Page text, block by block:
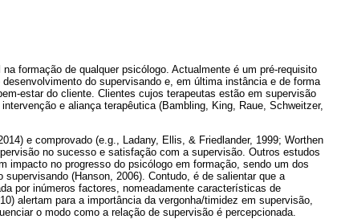
formação de qualquer psicólogo. Actualmente é um pré-requisito
do supervisando e, em última instância e de forma
estar do cliente. Clientes cujos terapeutas estão em supervisão
e aliança terapêutica (Bambling, King, Raue, Schweitzer,
e comprovado (e.g., Ladany, Ellis, & Friedlander, 1999; Worthen
no sucesso e satisfação com a supervisão. Outros estudos
impacto no progresso do psicólogo em formação, sendo um dos
(Hanson, 2006). Contudo, é de salientar que a
por inúmeros factores, nomeadamente características de
alertam para a importância da vergonha/timidez em supervisão,
o modo como a relação de supervisão é percepcionada.